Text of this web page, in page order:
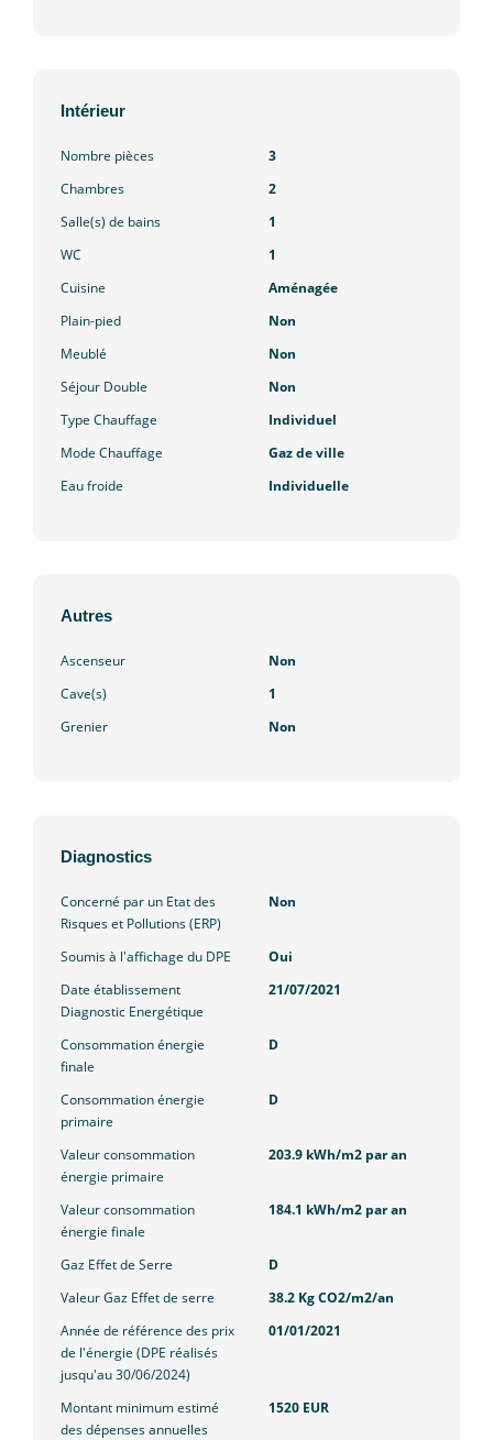
Intérieur
Nombre pièces
3
Chambres
2
Salle(s) de bains
1
WC
1
Cuisine
Aménagée
Plain-pied
Non
Meublé
Non
Séjour Double
Non
Type Chauffage
Individuel
Mode Chauffage
Gaz de ville
Eau froide
Individuelle
Autres
Ascenseur
Non
Cave(s)
1
Grenier
Non
Diagnostics
Concerné par un Etat des
Risques et Pollutions (ERP)
Non
Soumis à l'affichage du DPE
Oui
Date établissement
Diagnostic Energétique
21/07/2021
Consommation énergie
finale
D
Consommation énergie
primaire
D
Valeur consommation
énergie primaire
203.9 kWh/m2 par an
Valeur consommation
énergie finale
184.1 kWh/m2 par an
Gaz Effet de Serre
D
Valeur Gaz Effet de serre
38.2 Kg CO2/m2/an
Année de référence des prix
de l'énergie (DPE réalisés
jusqu'au 30/06/2024)
01/01/2021
Montant minimum estimé
des dépenses annuelles
1520 EUR